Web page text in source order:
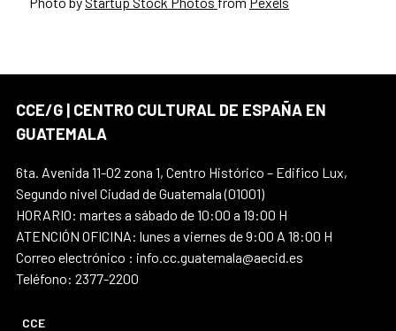
CCE/G | CENTRO CULTURAL DE ESPAÑA EN
GUATEMALA
6ta. Avenida 11-02 zona 1, Centro Histórico – Edifico Lux,
Segundo nivel Ciudad de Guatemala (01001)
HORARIO: martes a sábado de 10:00 a 19:00 H
ATENCIÓN OFICINA: lunes a viernes de 9:00 A 18:00 H
Correo electrónico : info.cc.guatemala@aecid.es
Teléfono: 2377-2200
CCE